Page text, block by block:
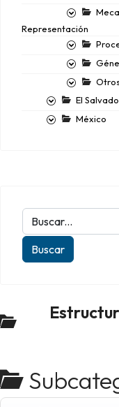
Representación
El
México